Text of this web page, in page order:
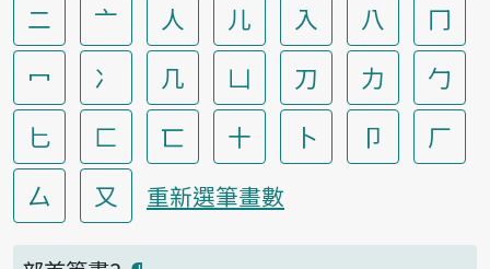
二 亠 人 儿 入 八
冂
冖
冫 几 凵 刀 力
勹
匕
匚 匸 十 卜 卩
厂
厶
又 重新選筆畫數